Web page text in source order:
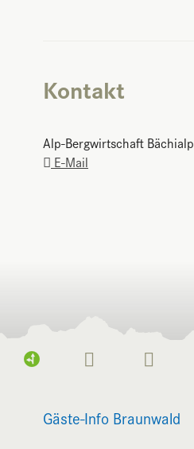
Kontakt
Alp-Bergwirtschaft Bächialp
E-Mail
Gäste-Info Braunwald